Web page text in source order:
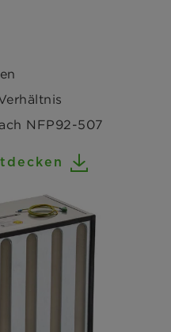
NFP92-507